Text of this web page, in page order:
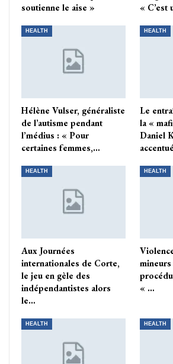
soutienne le aise »
« C’est
HEALTH
Hélène Vulser, généraliste
de l’autisme pendant
l’médius : « Pour
certaines femmes,…
HEALTH
Le
la «
Daniel
HEALTH
Aux Journées
internationales de Corte,
le jeu en gèle des
indépendantistes alors
le…
HEALTH
« …
HEALTH HEALTH